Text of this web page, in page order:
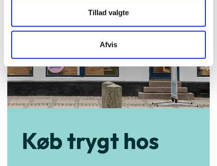
Tillad valgte
Afvis
Køb trygt hos